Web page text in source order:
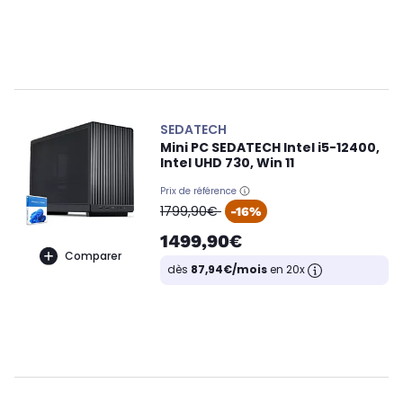
Comparer
SEDATECH
Mini PC SEDATECH Intel i5-12400,
Intel UHD 730, Win 11
Prix de référence
oldPrice
1799,90€ -16%
1499,90€
dès 87,94€/moisen 20x